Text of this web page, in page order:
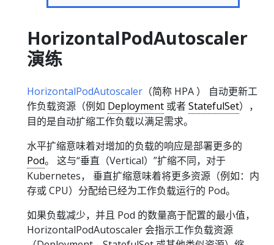
HorizontalPodAutoscaler
演练
HorizontalPodAutoscaler （简称 HPA ） 自动更新工
作负载资源（例如 Deployment 或者StatefulSet），
目的是自动扩缩工作负载以满足需求。
水平扩缩意味着对增加的负载的响应是部署更多的
Pod。 这与“垂直（Vertical）”扩缩不同，对于
Kubernetes， 垂直扩缩意味着将更多资源（例如：内
存或 CPU）分配给已经为工作负载运行的 Pod。
如果负载减少，并且 Pod 的数量高于配置的最小值，
HorizontalPodAutoscaler 会指示工作负载资源